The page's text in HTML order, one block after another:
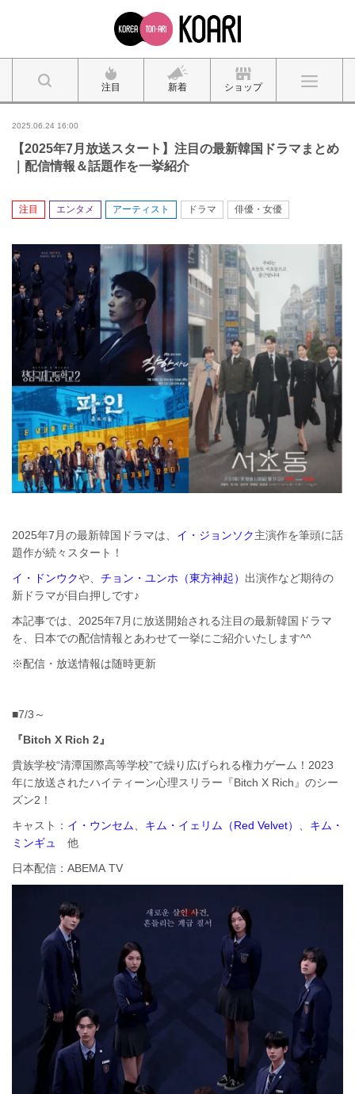
注目 新着 ショップ
2025.06.24 16:00
【2025年7月放送スタート】注目の最新韓国ドラマまとめ
｜配信情報＆話題作を一挙紹介
注目 エンタメ アーティスト ドラマ 俳優・女優
2025年7月の最新韓国ドラマは、 イ・ジョンソク主演作を筆頭に話
題作が続々スタート！
イ・ドンウクや、 チョン・ユンホ（東方神起） 出演作など期待の
新ドラマが目白押しです♪
本記事では、2025年7月に放送開始される注目の最新韓国ドラマ
を、日本での配信情報とあわせて一挙にご紹介いたします^^
※配信・放送情報は随時更新
■7/3～
『Bitch X Rich 2』
貴族学校“清潭国際高等学校”で繰り広げられる権力ゲーム！2023
年に放送されたハイティーン心理スリラー『Bitch X Rich』のシー
ズン2！
キャスト： イ・ウンセム キム・イェリム（Red Velvet）
キム・
ミンギュ
他
日本配信：ABEMA TV